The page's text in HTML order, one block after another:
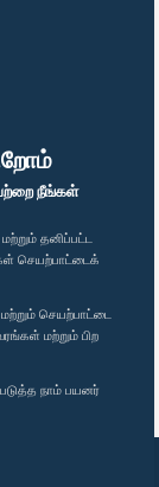
நீங்கள்
தனிப்பட்ட
செயற்பாட்டைக்
செயற்பாட்டை
மற்றும் பிற
நாம் பயனர்